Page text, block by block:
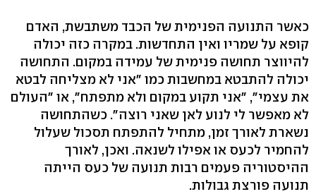
כאשר התנועה הפנימית של הכבד משתבשת, האדם
קופא על שמריו ואין התחדשות. במקרה כזה יכולה
להיווצר תחושה פנימית של עמידה במקום. התחושה
יכולה להתבטא במחשבות כמו "אני לא מצליחה לבטא
את עצמי", "אני תקוע במקום ולא מתפתח", או "העולם
לא מאפשר לי לנוע לאן שאני רוצה". כשהתחושה
נשארת לאורך זמן, מתחיל להתפתח תסכול שעלול
להחמיר לכעס או אפילו לשנאה. ואכן, לאורך
ההיסטוריה פעמים רבות תנועה של כעס הייתה
תנועה פורצת גבולות.